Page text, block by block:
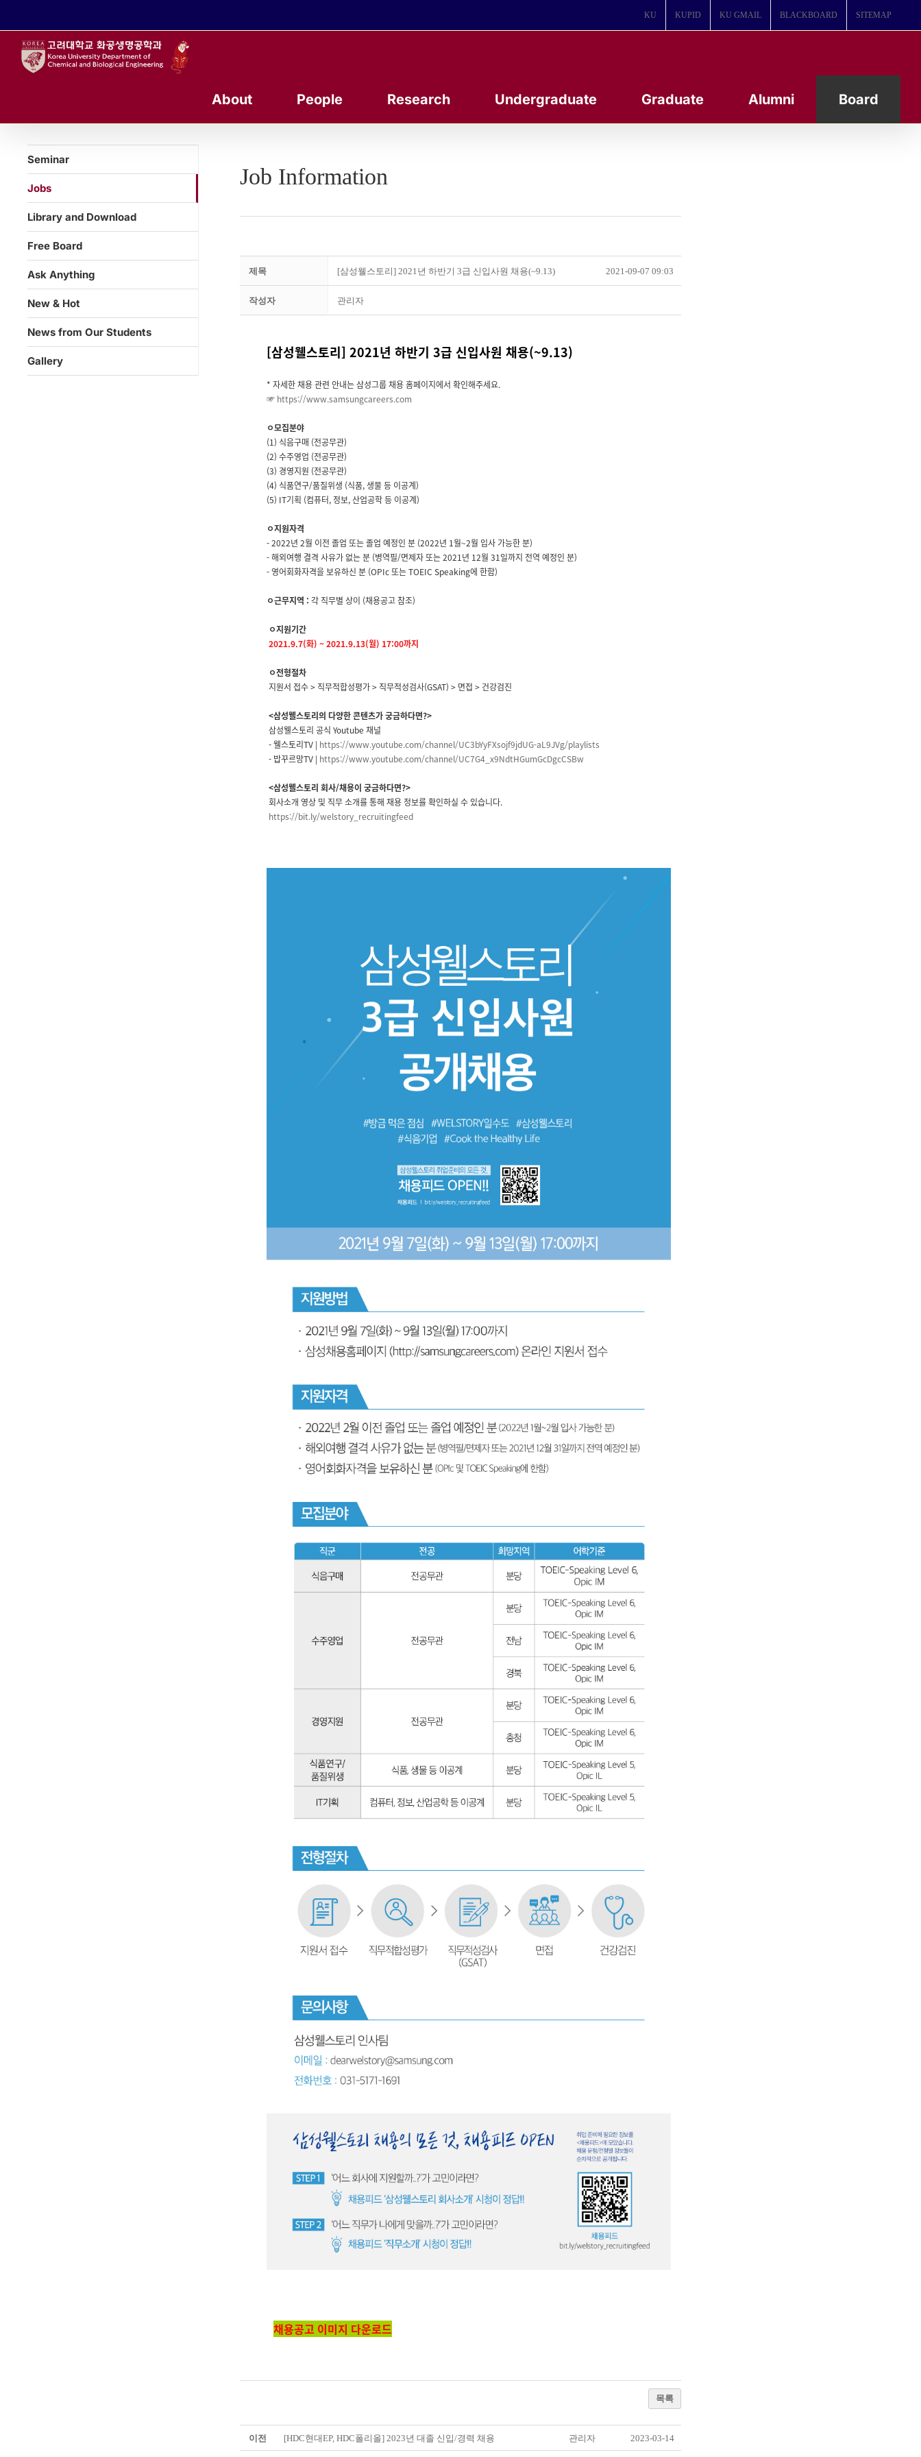
KU KUPID KU GMAIL BLACKBOARD SITEMAP
About People Research Undergraduate Graduate Alumni Board
Job Information
제목 [삼성웰스토리] 2021년 하반기 3급 신입사원 채용(~9.13) 2021-09-07 09:03
작성자 관리자
[삼성웰스토리] 2021년 하반기 3급 신입사원 채용(~9.13)
* 자세한 채용 관련 안내는 삼성그룹 채용 홈페이지에서 확인해주세요.
☞ https://www.samsungcareers.com
ㅇ모집분야
(1) 식음구매 (전공무관)
(2) 수주영업 (전공무관)
(3) 경영지원 (전공무관)
(4) 식품연구/품질위생 (식품, 생물 등 이공계)
(5) IT기획 (컴퓨터, 정보, 산업공학 등 이공계)
ㅇ지원자격
- 2022년 2월 이전 졸업 또는 졸업 예정인 분 (2022년 1월~2월 입사 가능한 분)
- 해외여행 결격 사유가 없는 분 (병역필/면제자 또는 2021년 12월 31일까지 전역 예정인 분)
- 영어회화자격을 보유하신 분 (OPIc 또는 TOEIC Speaking에 한함)
ㅇ근무지역 : 각 직무별 상이 (채용공고 참조)
ㅇ지원기간
2021.9.7(화) ~ 2021.9.13(월) 17:00까지
ㅇ전형절차
지원서 접수 > 직무적합성평가 > 직무적성검사(GSAT) > 면접 > 건강검진
<삼성웰스토리의 다양한 콘텐츠가 궁금하다면?>
삼성웰스토리 공식 Youtube 채널
- 웰스토리TV | https://www.youtube.com/channel/UC3bYyFXsojf9jdUG-aL9JVg/playlists
- 밥꾸르망TV | https://www.youtube.com/channel/UC7G4_ x9NdtHGumGcDgcCSBw
<삼성웰스토리 회사/채용이 궁금하다면?>
회사소개 영상 및 직무 소개를 통해 채용 정보를 확인하실 수 있습니다.
https://bit.ly/welstory_ recruitingfeed
채용공고 이미지 다운로드
목록
이전 [HDC현대EP, HDC폴리올] 2023년 대졸 신입/경력 채용 관리자 2023-03-14
Seminar
Jobs
Library and Download
Free Board
Ask Anything
New & Hot
News from Our Students
Gallery